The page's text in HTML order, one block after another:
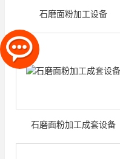
石磨面粉加工设备
石磨面粉加工成套设备